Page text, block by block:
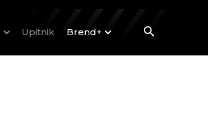
Upitnik Brend+